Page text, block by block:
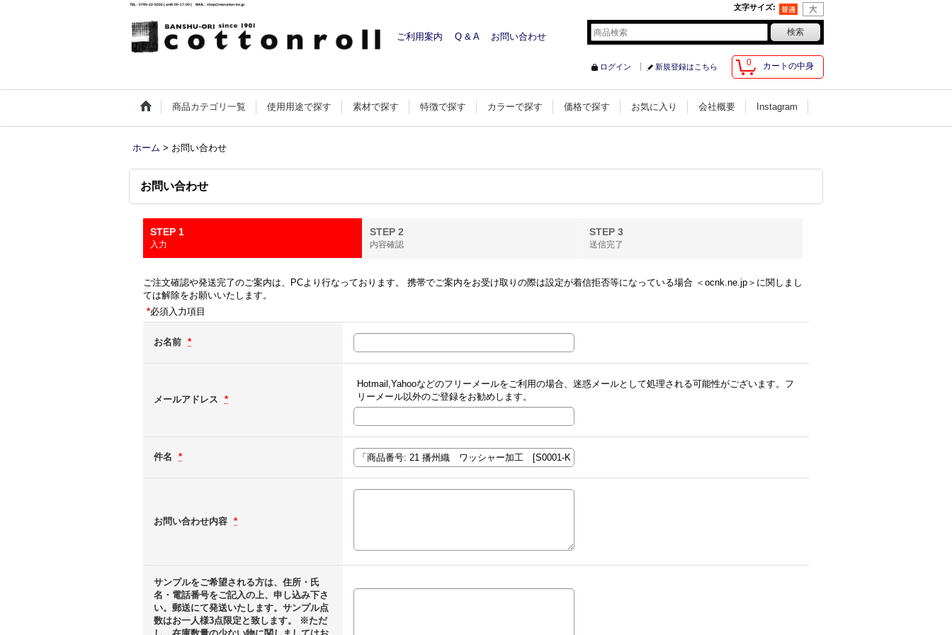
TEL : 0795-22-5555 ( am9:00-17:00 ) MAIL : shop@maruman-inc.jp 文字サイズ:
ご利用案内 Q & A お問い合わせ
0 カートの中身
ログイン 新規登録はこちら
商品カテゴリ一覧 使用用途で探す 素材で探す 特徴で探す カラーで探す 価格で探す お気に入り 会社概要 Instagram
ホーム > お問い合わせ
お問い合わせ
STEP 1
入力
STEP 2
内容確認
STEP 3
送信完了
ご注文確認や発送完了のご案内は、PCより行なっております。 携帯でご案内をお受け取りの際は設定が着信拒否等になっている場合 ＜ocnk.ne.jp＞に関しまし
ては解除をお願いいたします。
*必須入力項目
お名前 *
メールアドレス *
Hotmail,Yahooなどのフリーメールをご利用の場合、迷惑メールとして処理される可能性がございます。フ
リーメール以外のご登録をお勧めします。
件名 *
お問い合わせ内容 *
サンプルをご希望される方は、住所・氏
名・電話番号をご記入の上、申し込み下さ
い。郵送にて発送いたします。サンプル点
数はお一人様3点限定と致します。 ※ただ